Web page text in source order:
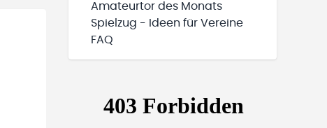
Amateurtor des Monats
Spielzug - Ideen für Vereine
FAQ